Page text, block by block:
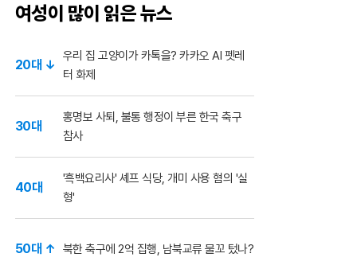
여성이 많이 읽은 뉴스
20대 ↓
우리 집 고양이가 카톡을? 카카오 AI 펫레
터 화제
30대
홍명보 사퇴, 불통 행정이 부른 한국 축구
참사
40대
'흑백요리사' 셰프 식당, 개미 사용 혐의 '실
형'
50대 ↑ 북한 축구에 2억 집행, 남북교류 물꼬 텄나?